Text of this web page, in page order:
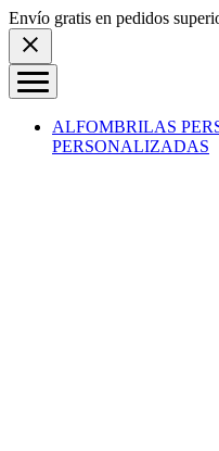
Skip to content
Envío gratis en pedidos
ALFOMBRILAS
PERSONALIZADAS